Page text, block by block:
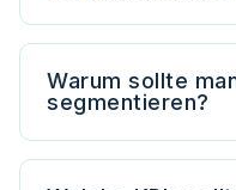
Warum sollte
segmentieren?